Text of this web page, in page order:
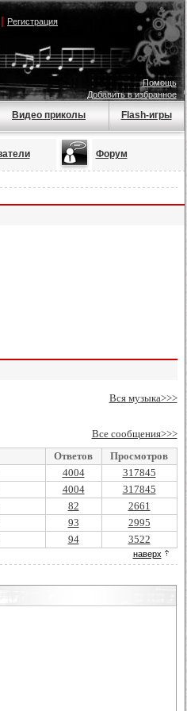
Регистрация
Помощь
Добавить в избранное
Видео приколы Flash-игры
Форум
Вся музыка>>>
Все сообщения>>>
Ответов Просмотров
4004 317845
4004 317845
82 2661
93 2995
94 3522
наверх